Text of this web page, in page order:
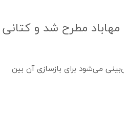
مهاباد مطرح شد و کتانی
می‌شود برای بازسازی آن بین